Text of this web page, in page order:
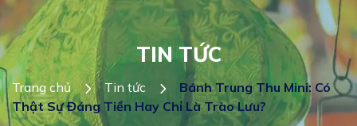
TIN TỨC
Trang chủ Tin tức
Bánh Trung Thu Mini: Có
Thật Sự Đáng Tiền Hay Chỉ Là Trào Lưu?